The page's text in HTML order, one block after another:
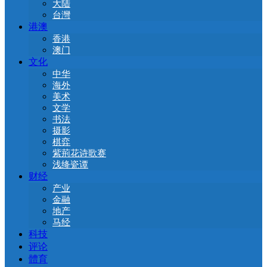
大陆
台灣
港澳
香港
澳门
文化
中华
海外
美术
文学
书法
摄影
棋弈
紫荊花诗歌赛
浅绛瓷谭
财经
产业
金融
地产
马经
科技
评论
體育